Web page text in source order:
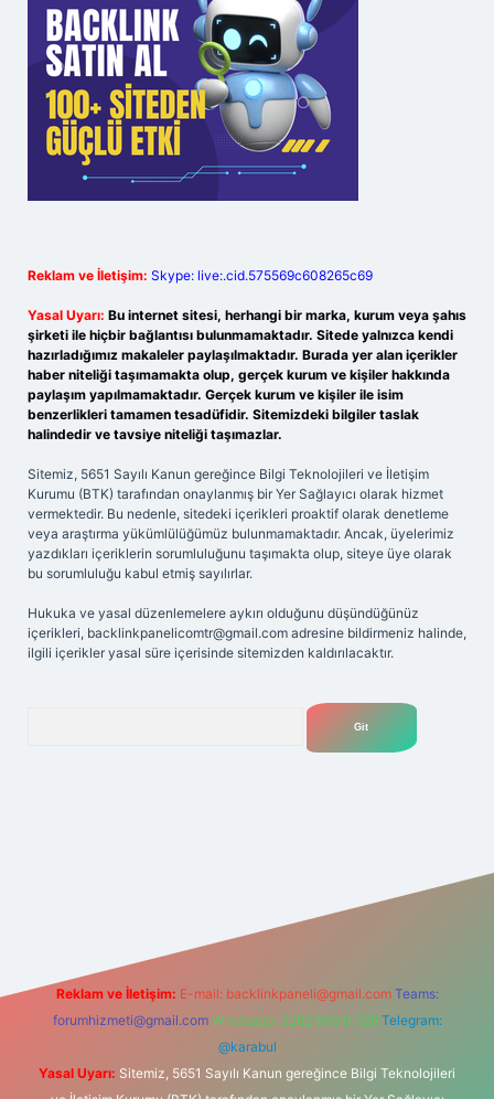
Reklam ve İletişim: Skype: live:.cid.575569c608265c69
Yasal Uyarı: Bu internet sitesi, herhangi bir marka, kurum veya şahıs
şirketi ile hiçbir bağlantısı bulunmamaktadır. Sitede yalnızca kendi
hazırladığımız makaleler paylaşılmaktadır. Burada yer alan içerikler
haber niteliği taşımamakta olup, gerçek kurum ve kişiler hakkında
paylaşım yapılmamaktadır. Gerçek kurum ve kişiler ile isim
benzerlikleri tamamen tesadüfidir. Sitemizdeki bilgiler taslak
halindedir ve tavsiye niteliği taşımazlar.
Sitemiz, 5651 Sayılı Kanun gereğince Bilgi Teknolojileri ve İletişim
Kurumu (BTK) tarafından onaylanmış bir Yer Sağlayıcı olarak hizmet
vermektedir. Bu nedenle, sitedeki içerikleri proaktif olarak denetleme
veya araştırma yükümlülüğümüz bulunmamaktadır. Ancak, üyelerimiz
yazdıkları içeriklerin sorumluluğunu taşımakta olup, siteye üye olarak
bu sorumluluğu kabul etmiş sayılırlar.
Hukuka ve yasal düzenlemelere aykırı olduğunu düşündüğünüz
içerikleri, backlinkpanelicomtr@gmail.com adresine bildirmeniz halinde,
ilgili içerikler yasal süre içerisinde sitemizden kaldırılacaktır.
Reklam ve İletişim: E-mail: backlinkpaneli@gmail.com Teams:
forumhizmeti@gmail.com Whatsapp: 0262 606 0 726 Telegram:
@karabul
Yasal Uyarı: Sitemiz, 5651 Sayılı Kanun gereğince Bilgi Teknolojileri